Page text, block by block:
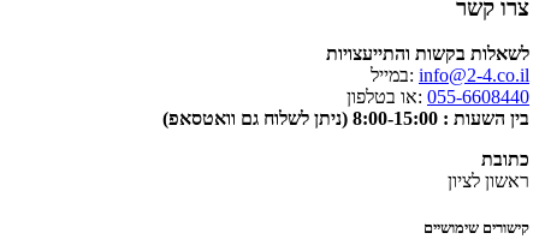
צרו קשר
לשאלות בקשות והתייעצויות
info@2-4.co.il :במייל
055-6608440 :או בטלפון
בין השעות : 8:00-15:00 (ניתן לשלוח גם וואטסאפ)
כתובת
ראשון לציון
קישורים שימושיים